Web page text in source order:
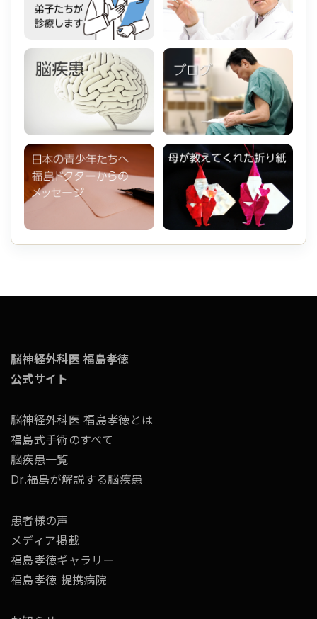
脳神経外科医 福島孝徳
公式サイト
脳神経外科医 福島孝徳とは
福島式手術のすべて
脳疾患一覧
Dr.福島が解説する脳疾患
患者様の声
メディア掲載
福島孝徳ギャラリー
福島孝徳 提携病院